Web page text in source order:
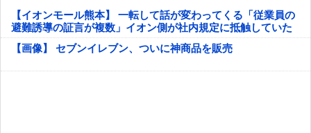
【イオンモール熊本】 一転して話が変わってくる「従業員の
避難誘導の証言が複数」イオン側が社内規定に抵触していた
疑い
【画像】 セブンイレブン、ついに神商品を販売